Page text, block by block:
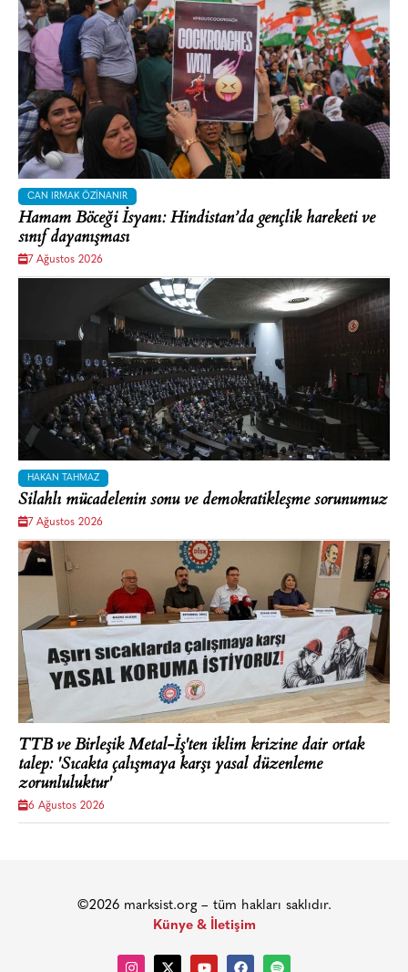
CAN IRMAK ÖZINANIR
Hamam Böceği İsyanı: Hindistan’da gençlik hareketi ve
sınıf dayanışması
7 Ağustos 2026
HAKAN TAHMAZ
Silahlı mücadelenin sonu ve demokratikleşme sorunumuz
7 Ağustos 2026
TTB ve Birleşik Metal-İş'ten iklim krizine dair ortak
talep: 'Sıcakta çalışmaya karşı yasal düzenleme
zorunluluktur'
6 Ağustos 2026
©2026 marksist.org – tüm hakları saklıdır.
Künye & İletişim